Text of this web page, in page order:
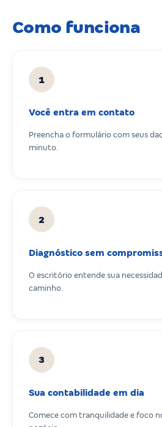
Como funciona
1
Você entra em contato
Preencha o formulário com seus
minuto.
2
Diagnóstico sem
O escritório entende sua
caminho.
3
Sua contabilidade em dia
Comece com tranquilidade e foco